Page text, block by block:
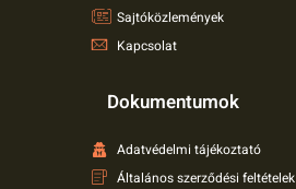
Sajtóközlemények
Kapcsolat
Dokumentumok
Adatvédelmi tájékoztató
Általános szerződési feltételek